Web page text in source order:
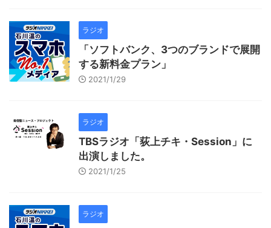
ラジオ
「ソフトバンク、3つのブランドで展開
する新料金プラン」
2021/1/29
ラジオ
TBSラジオ「荻上チキ・Session」に
出演しました。
2021/1/25
ラジオ